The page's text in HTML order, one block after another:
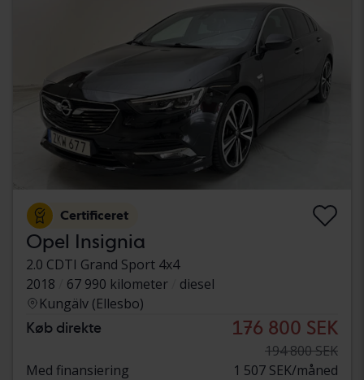
Certificeret
Opel Insignia
2.0 CDTI Grand Sport 4x4
2018
67 990 kilometer
diesel
Kungälv (Ellesbo)
Køb direkte 176 800 SEK
194 800 SEK
Med finansiering
1 507 SEK/måned